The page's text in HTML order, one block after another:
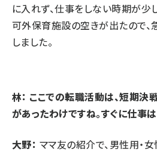
に入れず、仕事をしない時期が少
可外保育施設の空きが出たので
しました。
林： ここでの転職活動は、短期
があったわけですね。すぐに仕事
大野： ママ友の紹介で、男性用・